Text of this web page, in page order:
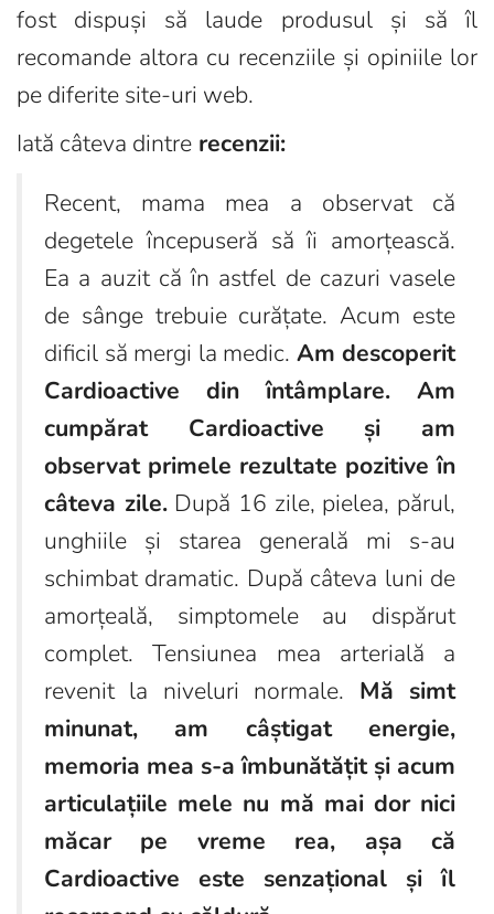
fost dispuși să laude produsul și să îl
recomande altora cu recenziile și opiniile lor
pe diferite site-uri web.
Iată câteva dintre recenzii:
Recent, mama mea a observat că
degetele începuseră să îi amorțească.
Ea a auzit că în astfel de cazuri vasele
de sânge trebuie curățate. Acum este
dificil să mergi la medic. Am descoperit
Cardioactive din întâmplare. Am
cumpărat Cardioactive și am
observat primele rezultate pozitive în
câteva zile.După 16 zile, pielea, părul,
unghiile și starea generală mi s-au
schimbat dramatic. După câteva luni de
amorțeală, simptomele au dispărut
complet. Tensiunea mea arterială a
revenit la niveluri normale. Mă simt
minunat, am câștigat energie,
memoria mea s-a îmbunătățit și acum
articulațiile mele nu mă mai dor nici
măcar pe vreme rea, așa că
Cardioactive este senzațional și îl